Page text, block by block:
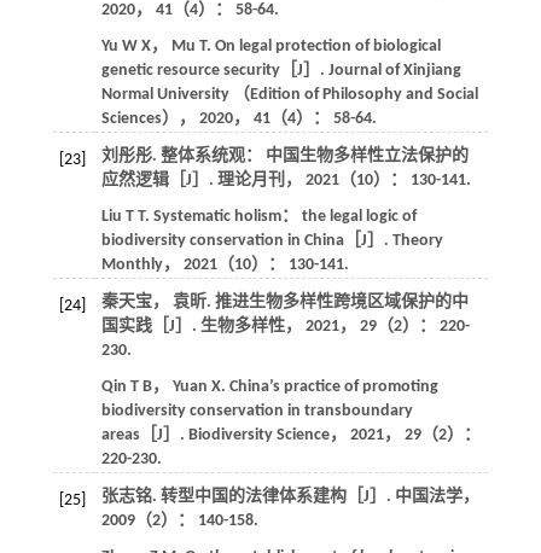
2020， 41（4）： 58-64.
Yu W X， Mu T. On legal protection of biological
genetic resource security［J］. Journal of Xinjiang
Normal University （Edition of Philosophy and Social
Sciences）
， 2020， 41（4）： 58-64.
[23]
刘彤彤. 整体系统观： 中国生物多样性立法保护的
应然逻辑［J］. 理论月刊 ， 2021（10）： 130-141.
Liu T T. Systematic holism： the legal logic of
biodiversity conservation in China［J］. Theory
Monthly， 2021（10）： 130-141.
[24]
秦天宝， 袁昕. 推进生物多样性跨境区域保护的中
国实践［J］. 生物多样性， 2021， 29（2）： 220-
230.
Qin T B， Yuan X. China’s practice of promoting
biodiversity conservation in transboundary
areas［J］. Biodiversity Science， 2021， 29（2）：
220-230.
[25] 张志铭. 转型中国的法律体系建构［J］. 中国法学，
2009（2）： 140-158.